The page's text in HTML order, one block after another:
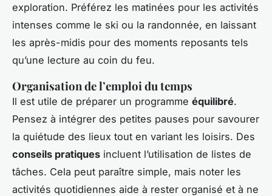
exploration. Préférez les matinées pour les activités
intenses comme le ski ou la randonnée, en laissant
les après-midis pour des moments reposants tels
qu’une lecture au coin du feu.
Organisation de l’emploi du temps
Il est utile de préparer un programme équilibré.
Pensez à intégrer des petites pauses pour savourer
la quiétude des lieux tout en variant les loisirs. Des
conseils pratiques incluent l’utilisation de listes de
tâches. Cela peut paraître simple, mais noter les
activités quotidiennes aide à rester organisé et à ne